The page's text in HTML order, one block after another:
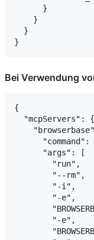
      }
    }
  }
Bei Verwendung
{
  "mcpServers": {
"command":
      "args": [
        "run",
        "--rm",
        "-i",
        "-e",
        "-e",